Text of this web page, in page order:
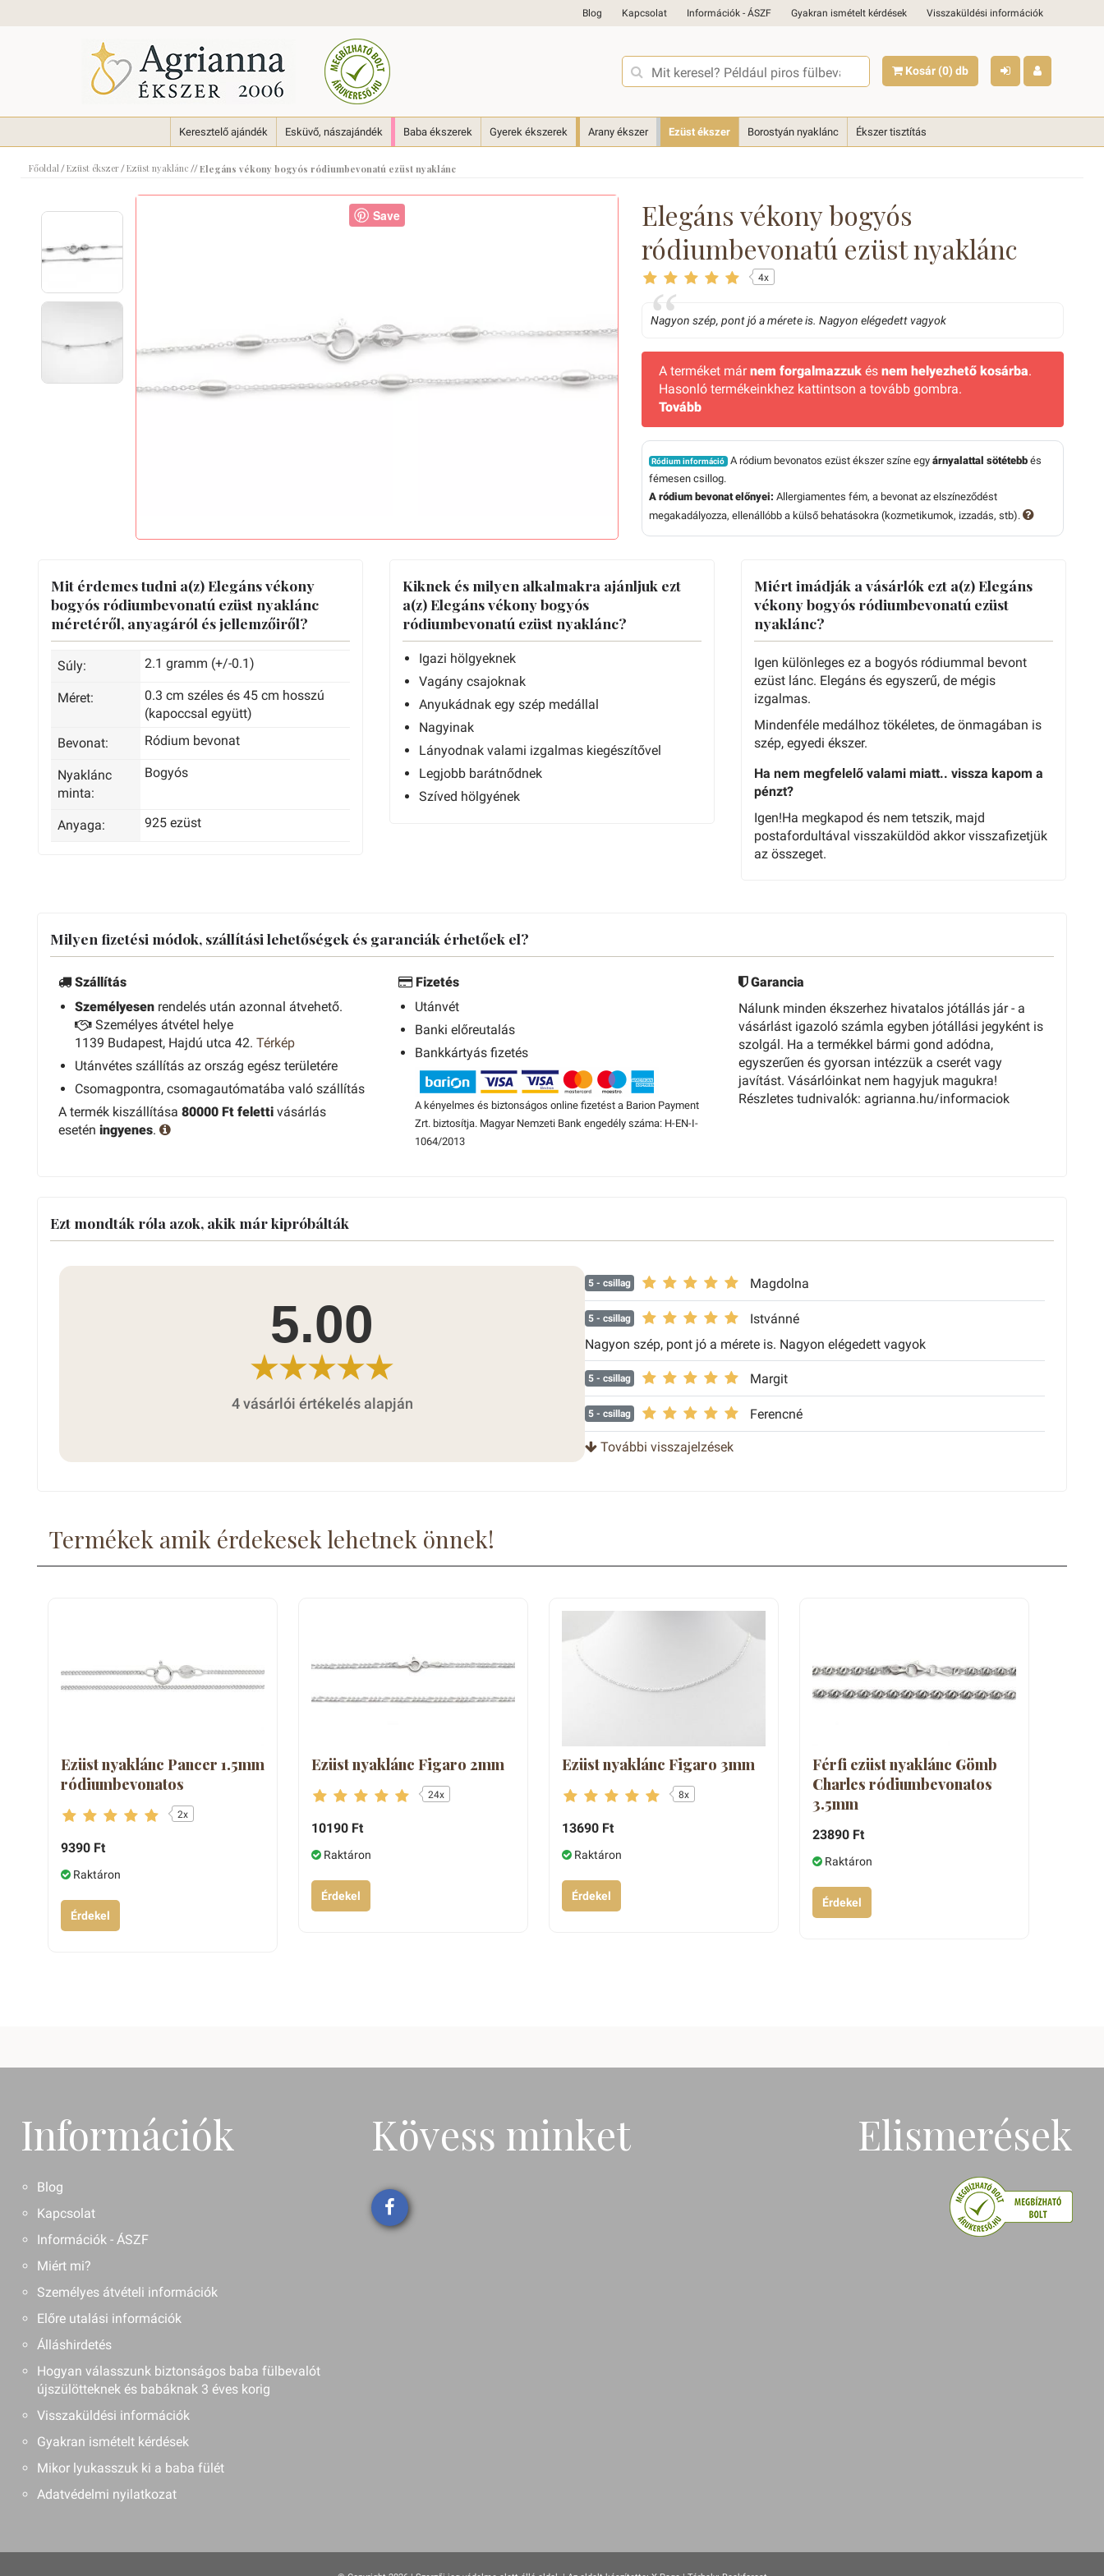
Blog Kapcsolat Információk - ÁSZF Gyakran ismételt kérdések Visszaküldési információk
Kosár (0) db
Keresztelő ajándék Esküvő, nászajándék Baba ékszerek Gyerek ékszerek Arany ékszer Ezüst ékszer Borostyán nyaklánc Ékszer tisztítás
Főoldal/Ezüst ékszer/Ezüst nyaklánc //Elegáns vékony bogyós ródiumbevonatú ezüst nyaklánc
Save
Elegáns vékony bogyós
ródiumbevonatú ezüst nyaklánc
4x
Nagyon szép, pont jó a mérete is. Nagyon elégedett vagyok
A terméket márnem forgalmazzukés nem helyezhető kosárba.
Hasonló termékeinkhez kattintson a tovább gombra.
Tovább
Ródium információ A ródium bevonatos ezüst ékszer színe egyárnyalattal sötétebb és
fémesen csillog.
A ródium bevonat előnyei: Allergiamentes fém, a bevonat az elszíneződést
megakadályozza, ellenállóbb a külső behatásokra (kozmetikumok, izzadás, stb).
Mit érdemes tudni a(z) Elegáns vékony
bogyós ródiumbevonatú ezüst nyaklánc
méretéről, anyagáról és jellemzőiről?
Súly: 2.1 gramm (+/-0.1)
Méret:
0.3 cm széles és 45 cm hosszú
(kapoccsal együtt)
Bevonat:
Ródium bevonat
Nyaklánc
minta:
Bogyós
Anyaga: 925 ezüst
Kiknek és milyen alkalmakra ajánljuk ezt
a(z) Elegáns vékony bogyós
ródiumbevonatú ezüst nyaklánc?
Igazi hölgyeknek
Vagány csajoknak
Anyukádnak egy szép medállal
Nagyinak
Lányodnak valami izgalmas kiegészítővel
Legjobb barátnődnek
Szíved hölgyének
Miért imádják a vásárlók ezt a(z) Elegáns
vékony bogyós ródiumbevonatú ezüst
nyaklánc?
Igen különleges ez a bogyós ródiummal bevont
ezüst lánc. Elegáns és egyszerű, de mégis
izgalmas.
Mindenféle medálhoz tökéletes, de önmagában is
szép, egyedi ékszer.
Ha nem megfelelő valami miatt.. vissza kapom a
pénzt?
Igen!Ha megkapod és nem tetszik, majd
postafordultával visszaküldöd akkor visszafizetjük
az összeget.
Milyen fizetési módok, szállítási lehetőségek és garanciák érhetőek el?
Szállítás
Személyesen rendelés után azonnal átvehető.
Személyes átvétel helye
1139 Budapest, Hajdú utca 42. Térkép
Utánvétes szállítás az ország egész területére
Csomagpontra, csomagautómatába való szállítás
A termék kiszállítása 80000 Ft feletti vásárlás
esetén ingyenes.
Fizetés
Utánvét
Banki előreutalás
Bankkártyás fizetés
A kényelmes és biztonságos online fizetést a Barion Payment
Zrt. biztosítja. Magyar Nemzeti Bank engedély száma: H-EN-I-
1064/2013
Garancia
Nálunk minden ékszerhez hivatalos jótállás jár - a
vásárlást igazoló számla egyben jótállási jegyként is
szolgál. Ha a termékkel bármi gond adódna,
egyszerűen és gyorsan intézzük a cserét vagy
javítást. Vásárlóinkat nem hagyjuk magukra!
Részletes tudnivalók: agrianna.hu/informaciok
Ezt mondták róla azok, akik már kipróbálták
5.00
4 vásárlói értékelés alapján
5 - csillag Magdolna
5 - csillag
Istvánné
Nagyon szép, pont jó a mérete is. Nagyon elégedett vagyok
5 - csillag Margit
5 - csillag Ferencné
További visszajelzések
Termékek amik érdekesek lehetnek önnek!
Ezüst nyaklánc Pancer 1.5mm
ródiumbevonatos
2x
9390 Ft
Raktáron
Érdekel
Ezüst nyaklánc Figaro 2mm
24x
10190 Ft
Raktáron
Érdekel
Ezüst nyaklánc Figaro 3mm
8x
13690 Ft
Raktáron
Érdekel
Férfi ezüst nyaklánc Gömb
Charles ródiumbevonatos
3.5mm
23890 Ft
Raktáron
Érdekel
Információk
Blog
Kapcsolat
Információk - ÁSZF
Miért mi?
Személyes átvételi információk
Előre utalási információk
Álláshirdetés
Hogyan válasszunk biztonságos baba fülbevalót
újszülötteknek és babáknak 3 éves korig
Visszaküldési információk
Gyakran ismételt kérdések
Mikor lyukasszuk ki a baba fülét
Adatvédelmi nyilatkozat
Kövess minket Elismerések